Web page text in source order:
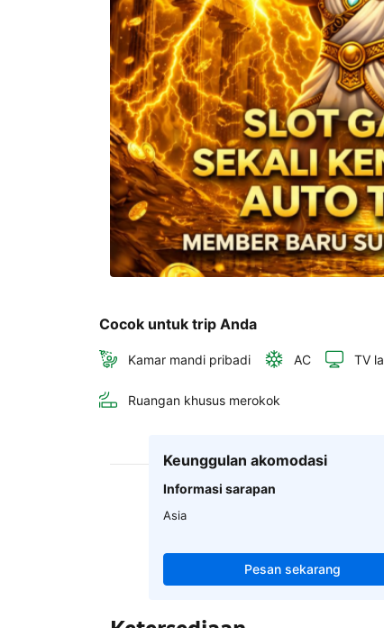
akan
disertakan
dalam
konfirmasi
pemesanan
dan
akun
Anda.
Cocok untuk trip Anda
Kamar mandi pribadi AC TV
Ruangan khusus merokok
Keunggulan akomodasi
Informasi sarapan
Asia
Pesan sekarang